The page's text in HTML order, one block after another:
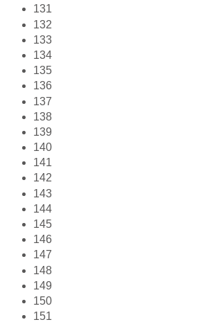
131
132
133
134
135
136
137
138
139
140
141
142
143
144
145
146
147
148
149
150
151